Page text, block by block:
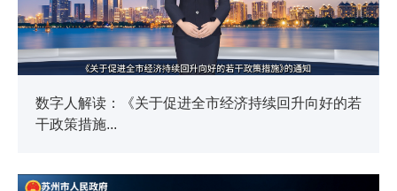
数字人解读：《关于促进全市经济持续回升向好的若
干政策措施...